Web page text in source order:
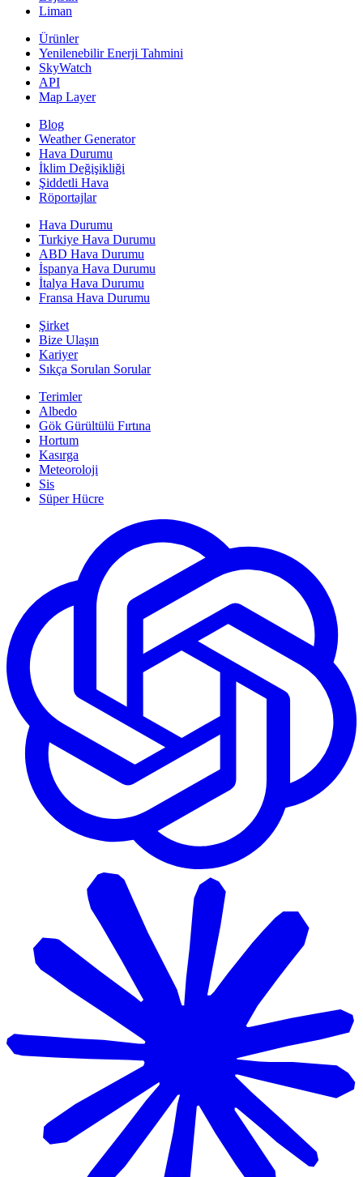
Liman
Ürünler
Yenilenebilir Enerji Tahmini
SkyWatch
API
Map Layer
Blog
Weather Generator
Hava Durumu
İklim Değişikliği
Şiddetli Hava
Röportajlar
Hava Durumu
Turkiye Hava Durumu
ABD Hava Durumu
İspanya Hava Durumu
İtalya Hava Durumu
Fransa Hava Durumu
Şirket
Bize Ulaşın
Kariyer
Sıkça Sorulan Sorular
Terimler
Albedo
Gök Gürültülü Fırtına
Hortum
Kasırga
Meteoroloji
Sis
Süper Hücre